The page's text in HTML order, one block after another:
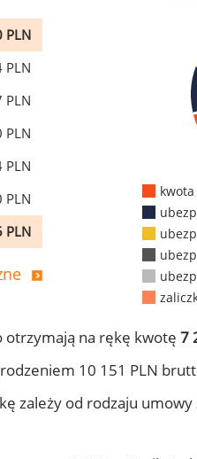
PLN
PLN
PLN
PLN
PLN
PLN
PLN
otrzymają na rękę kwotę 7
10 151 PLN
zależy od rodzaju umowy